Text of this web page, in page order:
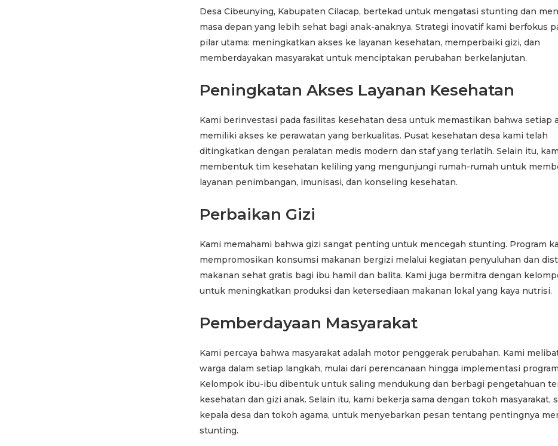
Desa Cibeunying, Kabupaten Cilacap, bertekad untuk mengatasi stunting dan
masa depan yang lebih sehat bagi anak-anaknya. Strategi inovatif kami berfokus
pilar utama: meningkatkan akses ke layanan kesehatan, memperbaiki gizi, dan
memberdayakan masyarakat untuk menciptakan perubahan berkelanjutan.
Peningkatan Akses Layanan Kesehatan
Kami berinvestasi pada fasilitas kesehatan desa untuk memastikan bahwa setiap
memiliki akses ke perawatan yang berkualitas. Pusat kesehatan desa kami telah
ditingkatkan dengan peralatan medis modern dan staf yang terlatih. Selain itu,
membentuk tim kesehatan keliling yang mengunjungi rumah-rumah untuk
layanan penimbangan, imunisasi, dan konseling kesehatan.
Perbaikan Gizi
Kami memahami bahwa gizi sangat penting untuk mencegah stunting. Program
mempromosikan konsumsi makanan bergizi melalui kegiatan penyuluhan dan
makanan sehat gratis bagi ibu hamil dan balita. Kami juga bermitra dengan
untuk meningkatkan produksi dan ketersediaan makanan lokal yang kaya nutrisi.
Pemberdayaan Masyarakat
Kami percaya bahwa masyarakat adalah motor penggerak perubahan. Kami
warga dalam setiap langkah, mulai dari perencanaan hingga implementasi
Kelompok ibu-ibu dibentuk untuk saling mendukung dan berbagi pengetahuan
kesehatan dan gizi anak. Selain itu, kami bekerja sama dengan tokoh masyarakat,
kepala desa dan tokoh agama, untuk menyebarkan pesan tentang pentingnya
stunting.